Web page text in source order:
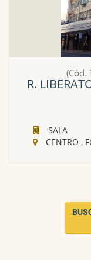
(Cód.
R.
SALA
CENTRO ,